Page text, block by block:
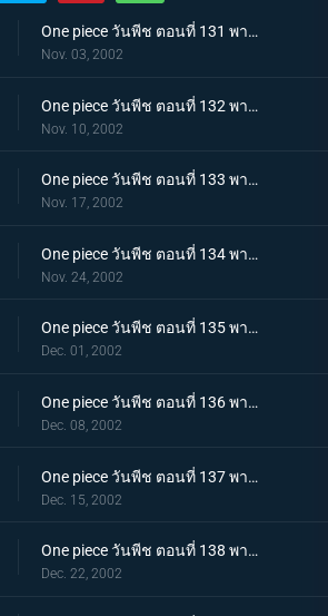
One piece วันพีช ตอนที่ 131 พากย์ไทย คนไข้รายแรกและเรื่องราวของรัมเบิลบอล
Nov. 03, 2002
One piece วันพีช ตอนที่ 132 พากย์ไทย การสไตรก์ของต้นหน เพื่อความฝันไม่มีวันปล่อยให้หลุดมือ
Nov. 10, 2002
One piece วันพีช ตอนที่ 133 พากย์ไทย ฝันที่ได้รับช่วงต่อ แกงกะหรี่ของซันจิจอมอึด
Nov. 17, 2002
One piece วันพีช ตอนที่ 134 พากย์ไทย จะยิงมันขึ้นไปให้ได้ ดอกไม้ไฟของลูกผู้ชายชื่ออุซป
Nov. 24, 2002
One piece วันพีช ตอนที่ 135 พากย์ไทย ข่าวลือในหมู่นักล่าโจรสลัด เรื่องของนักดาบมหัศจรรย์โซโล!
Dec. 01, 2002
One piece วันพีช ตอนที่ 136 พากย์ไทย เซนี่แห่งเกาะแพะภูเขา และเรือที่มีอยู่บนยอดเขา!
Dec. 08, 2002
One piece วันพีช ตอนที่ 137 พากย์ไทย เก็บดอกได้ไหมเนี่ย? ความต้องการของเซนี่นักปล่อยเงินกู้!
Dec. 15, 2002
One piece วันพีช ตอนที่ 138 พากย์ไทย สมบัติของเกาะที่แท้จริง! กลุ่มโจรสลัดเซนี่ออกเดินทาง!
Dec. 22, 2002